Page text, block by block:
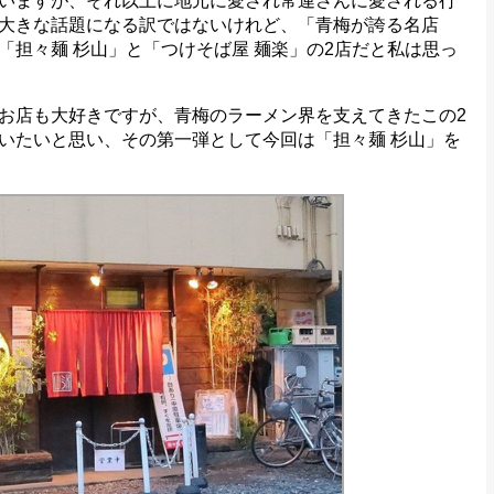
きな話題になる訳ではないけれど、「青梅が誇る名店
担々麺 杉山」と「つけそば屋 麺楽」の2店だと私は思っ
も大好きですが、青梅のラーメン界を支えてきたこの2
たいと思い、その第一弾として今回は「担々麺 杉山」を